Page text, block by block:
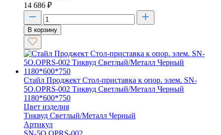
14 686 ₽
В корзину
Стайл Проджект Стол-приставка к опор. элем. SN-
5O.OPRS-002 Тиквуд Светлый/Металл Черный
1180*600*750
Цвет изделия
Тиквуд Светлый/Металл Черный
Артикул
SN-5O.OPRS-002